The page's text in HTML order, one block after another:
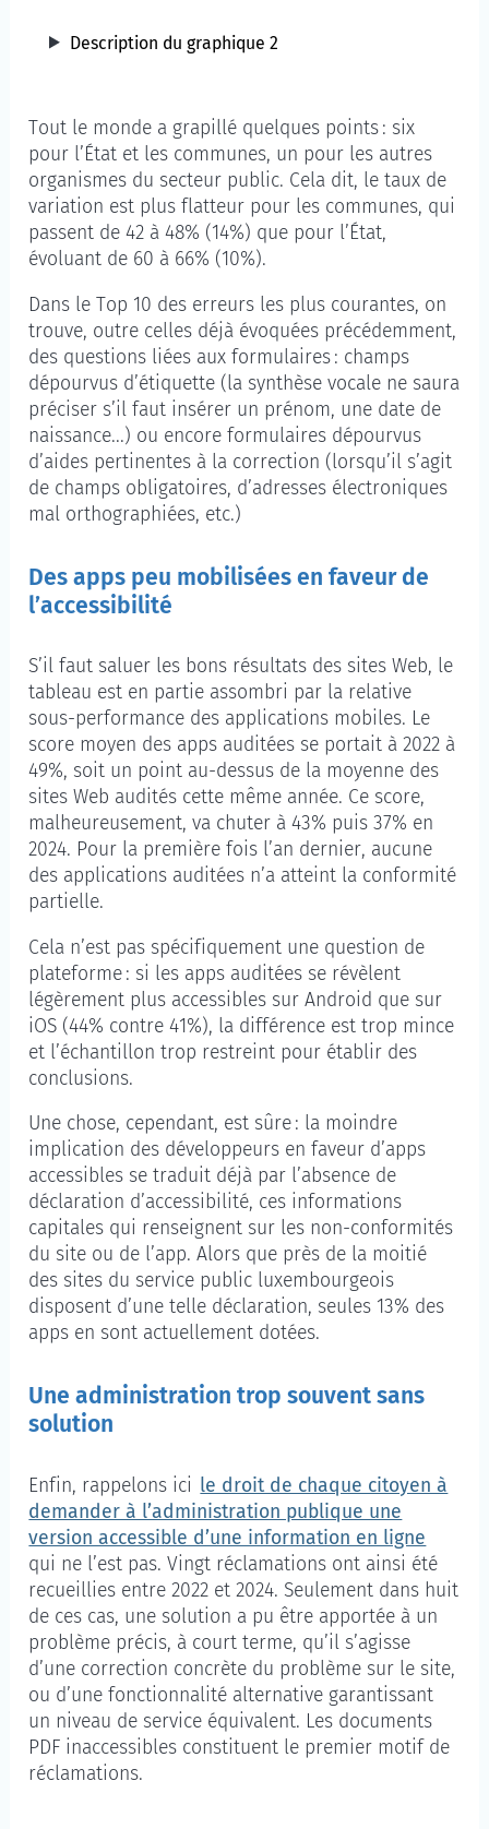
Description du graphique 2
Tout le monde a grapillé quelques points : six
pour l’État et les communes, un pour les autres
organismes du secteur public. Cela dit, le taux de
variation est plus flatteur pour les communes, qui
passent de 42 à 48% (14%) que pour l’État,
évoluant de 60 à 66% (10%).
Dans le Top 10 des erreurs les plus courantes, on
trouve, outre celles déjà évoquées précédemment,
des questions liées aux formulaires : champs
dépourvus d’étiquette (la synthèse vocale ne saura
préciser s’il faut insérer un prénom, une date de
naissance...) ou encore formulaires dépourvus
d’aides pertinentes à la correction (lorsqu’il s’agit
de champs obligatoires, d’adresses électroniques
mal orthographiées, etc.)
Des apps peu mobilisées en faveur de
l’accessibilité
S’il faut saluer les bons résultats des sites Web, le
tableau est en partie assombri par la relative
sous-performance des applications mobiles. Le
score moyen des apps auditées se portait à 2022 à
49%, soit un point au-dessus de la moyenne des
sites Web audités cette même année. Ce score,
malheureusement, va chuter à 43% puis 37% en
2024. Pour la première fois l’an dernier, aucune
des applications auditées n’a atteint la conformité
partielle.
Cela n’est pas spécifiquement une question de
plateforme : si les apps auditées se révèlent
légèrement plus accessibles sur Android que sur
iOS (44% contre 41%), la différence est trop mince
et l’échantillon trop restreint pour établir des
conclusions.
Une chose, cependant, est sûre : la moindre
implication des développeurs en faveur d’apps
accessibles se traduit déjà par l’absence de
déclaration d’accessibilité, ces informations
capitales qui renseignent sur les non-conformités
du site ou de l’app. Alors que près de la moitié
des sites du service public luxembourgeois
disposent d’une telle déclaration, seules 13% des
apps en sont actuellement dotées.
Une administration trop souvent sans
solution
Enfin, rappelons ici le droit de chaque citoyen à
demander à l’administration publique une
version accessible d’une information en ligne
qui ne l’est pas. Vingt réclamations ont ainsi été
recueillies entre 2022 et 2024. Seulement dans huit
de ces cas, une solution a pu être apportée à un
problème précis, à court terme, qu’il s’agisse
d’une correction concrète du problème sur le site,
ou d’une fonctionnalité alternative garantissant
un niveau de service équivalent. Les documents
PDF inaccessibles constituent le premier motif de
réclamations.